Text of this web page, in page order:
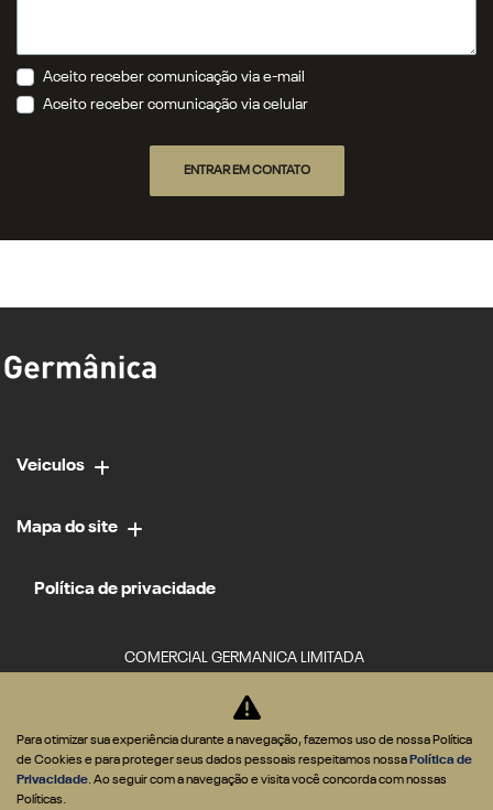
Aceito receber comunicação via e-mail
Aceito receber comunicação via celular
ENTRAR EM CONTATO
Veiculos
Mapa do site
Política de privacidade
COMERCIAL GERMANICA LIMITADA
CNPJ: 02.952.561/0034-84
Para otimizar sua experiência durante a navegação, fazemos uso de nossa Política
de Cookies e para proteger seus dados pessoais respeitamos nossa Política de
Privacidade. Ao seguir com a navegação e visita você concorda com nossas
Políticas.